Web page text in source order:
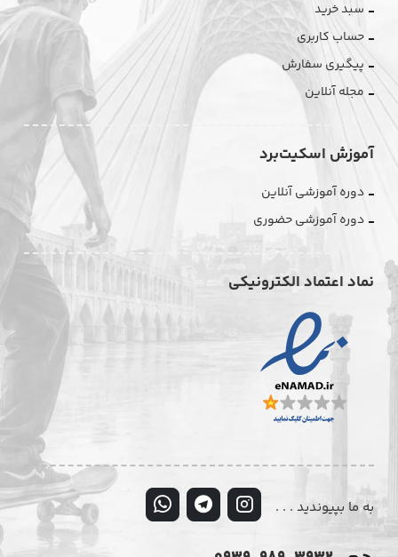
سبد خرید
حساب کاربری
پیگیری سفارش
مجله آنلاین
آموزش اسکیت‌برد
دوره آموزشی آنلاین
دوره آموزشی حضوری
نماد اعتماد الکترونیکی
به ما بپیوندید . . .